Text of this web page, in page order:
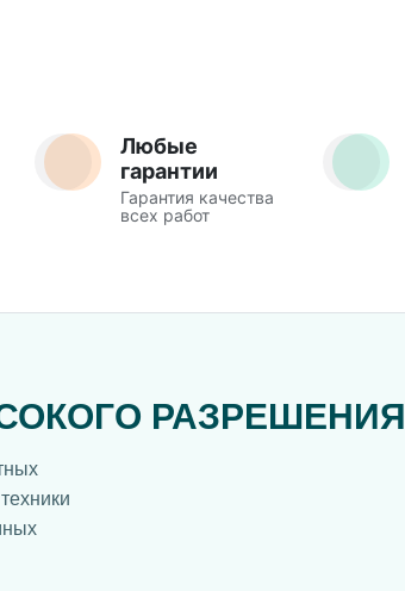
Любые
гарантии
Гарантия качества
всех работ
РАЗРЕШЕНИЯ